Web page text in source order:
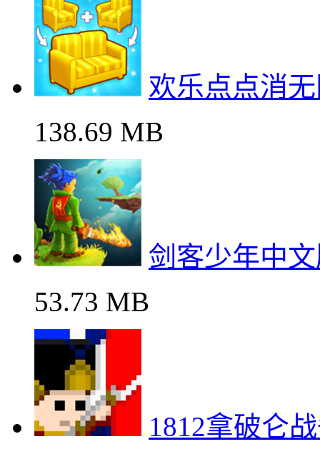
欢乐点点消
138.69 MB
剑客少年中
53.73 MB
1812拿破仑